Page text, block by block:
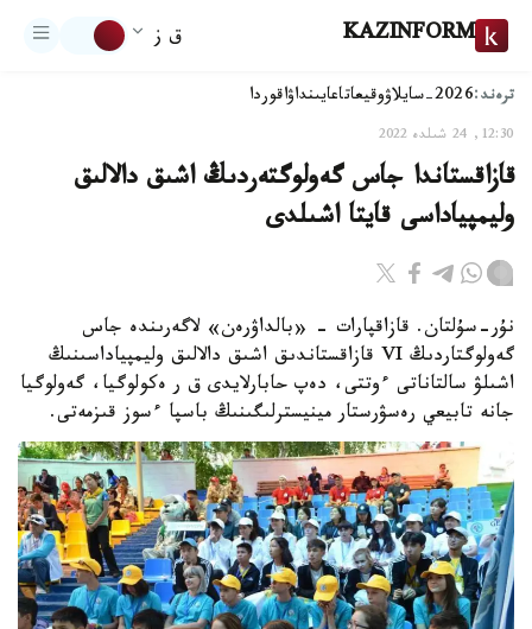
KAZINFORM ق ز
ترەند:2026-سايلاۋ وقيعاتاعايىنداۋاقوردا
12:30, 24 شىلدە 2022
قازاقستاندا جاس گەولوگتەردىڭ اشىق دالالىق
وليمپياداسى قايتا اشىلدى
نۇر-سۇلتان. قازاقپارات - «بالداۋرەن» لاگەرىندە جاس
گەولوگتاردىڭ VI قازاقستاندىق اشىق دالالىق وليمپياداسىنىڭ
اشىلۋ سالتاناتى ءوتتى، دەپ حابارلايدى ق ر ەكولوگيا، گەولوگيا
جانە تابيعي رەسۋرستار مينيسترلىگىنىڭ باسپا ءسوز قىزمەتى.